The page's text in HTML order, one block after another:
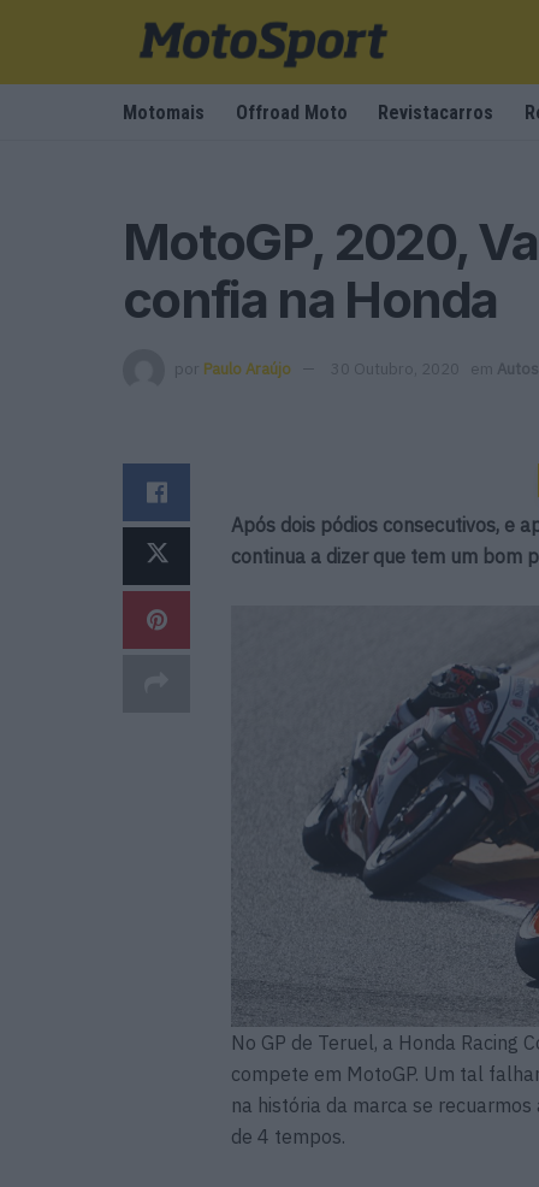
Motomais Offroad Moto Revistacarros
MotoGP, 2020,
confia na Honda
por Paulo Araújo 30 Outubro, 2020 em
Após dois pódios consecutivos, e
continua a dizer que tem um bom
No GP de Teruel, a Honda Racing
compete em MotoGP. Um tal
na história da marca se
de 4 tempos.